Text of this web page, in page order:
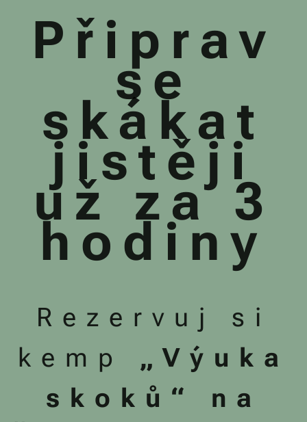
Připrav
se
skákat
jistěji
už za 3
hodiny
Rezervuj si
kemp „Výuka
skoků“ na